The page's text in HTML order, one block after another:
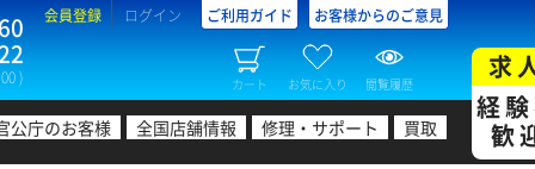
)
会員登録 ログイン ご利用ガイド お客様からのご意見
カート お気に入り 閲覧履歴
公庁のお客様 全国店舗情報 修理・サポート 買取
求
経
歓